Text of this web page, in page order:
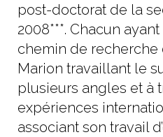
post-doctorat de la
2008***. Chacun
chemin de recherche
Marion travaillant le
plusieurs angles et à
expériences
associant son travail